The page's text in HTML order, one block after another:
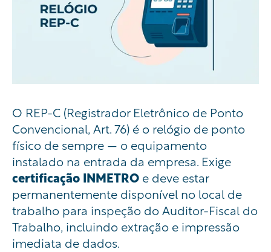
O REP-C (Registrador Eletrônico de Ponto
Convencional, Art. 76) é o relógio de ponto
físico de sempre — o equipamento
instalado na entrada da empresa. Exige
certificação INMETRO e deve estar
permanentemente disponível no local de
trabalho para inspeção do Auditor-Fiscal do
Trabalho, incluindo extração e impressão
imediata de dados.